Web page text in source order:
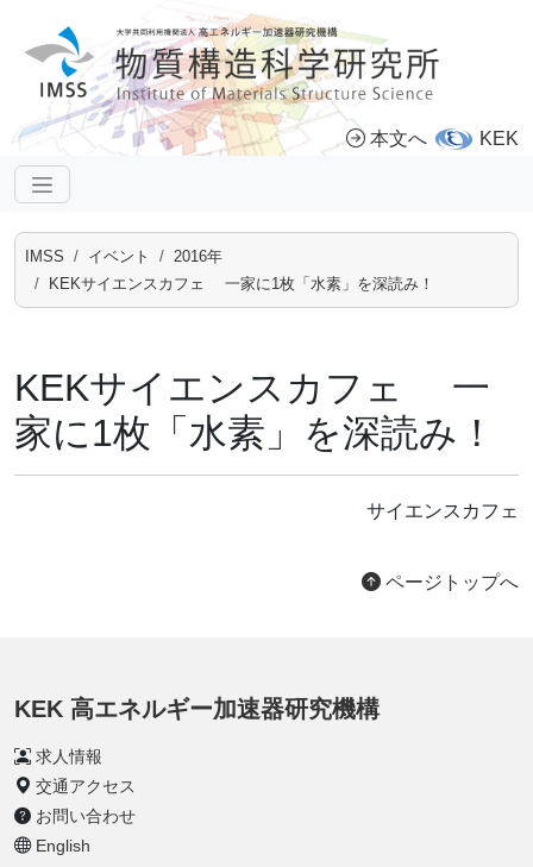
本文へ KEK
IMSS イベント
2016年
KEKサイエンスカフェ 一家に1枚「水素」を深読み！
KEKサイエンスカフェ 一
家に1枚「水素」を深読み！
サイエンスカフェ
ページトップへ
KEK 高エネルギー加速器研究機構
求人情報
交通アクセス
お問い合わせ
English